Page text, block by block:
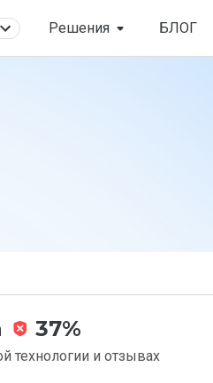
Решения БЛОГ
37%
технологии и отзывах